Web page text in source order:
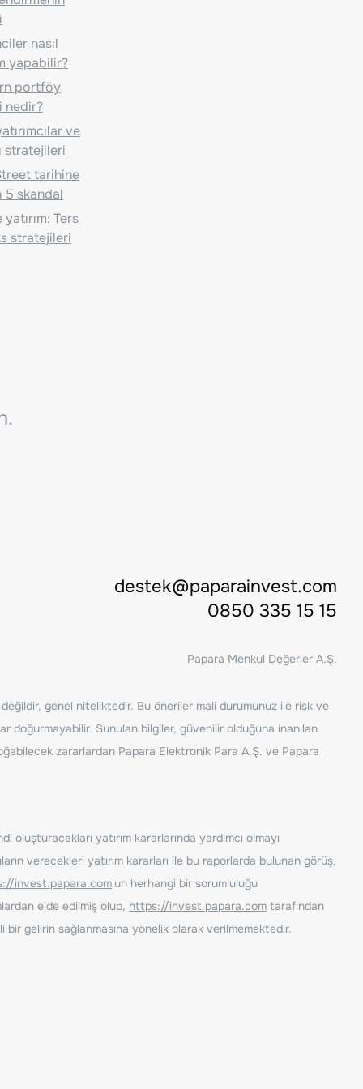
nasıl
yapabilir?
portföy
nedir?
ve
stratejileri
tarihine
5 skandal
Ters
stratejileri
destek@paparainvest.com
0850 335 15 15
Papara Menkul Değerler A.Ş.
değildir, genel niteliktedir. Bu öneriler mali durumunuz ile risk ve
doğurmayabilir. Sunulan bilgiler, güvenilir olduğuna inanılan
zararlardan Papara Elektronik Para A.Ş. ve Papara
yatırım kararlarında yardımcı olmayı
verecekleri yatırım kararları ile bu raporlarda bulunan görüş,
invest.papara.com'un herhangi bir sorumluluğu
elde edilmiş olup, https://invest.papara.com tarafından
bir gelirin sağlanmasına yönelik olarak verilmemektedir.